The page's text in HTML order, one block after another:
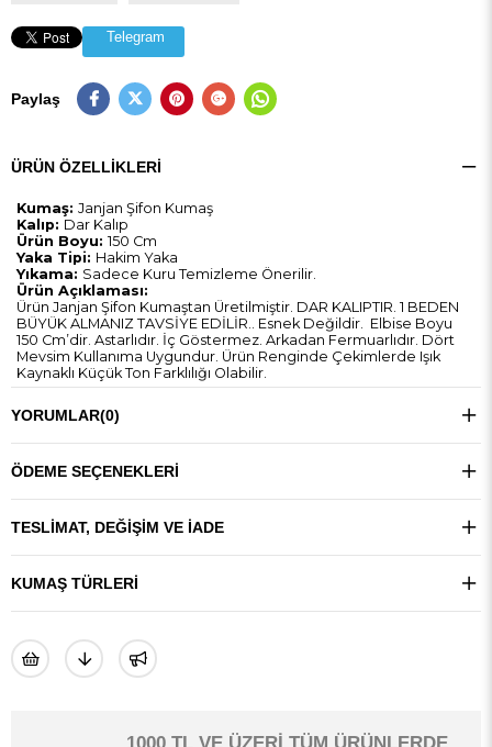
Telegram
Paylaş
ÜRÜN ÖZELLIKLERI
Kumaş: Janjan Şifon Kumaş
Kalıp: Dar Kalıp
Ürün Boyu: 150 Cm
Yaka Tipi: Hakim Yaka
Yıkama: Sadece Kuru Temizleme Önerilir.
Ürün Açıklaması:
Ürün Janjan Şifon Kumaştan Üretilmiştir. DAR KALIPTIR. 1 BEDEN
BÜYÜK ALMANIZ TAVSİYE EDİLİR.. Esnek Değildir. Elbise Boyu
150 Cm’dir. Astarlıdır. İç Göstermez. Arkadan Fermuarlıdır. Dört
Mevsim Kullanıma Uygundur. Ürün Renginde Çekimlerde Işık
Kaynaklı Küçük Ton Farklılığı Olabilir.
YORUMLAR(0)
ÖDEME SEÇENEKLERI
TESLIMAT, DEĞIŞIM VE İADE
KUMAŞ TÜRLERI